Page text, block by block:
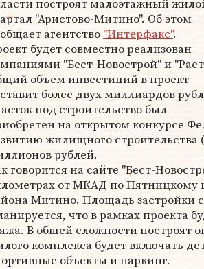
построят малоэтажный
"Аристово-Митино". Об этом
агентство "Интерфакс".
будет совместно реализован
"Бест-Новострой" и
объем инвестиций в проект
более двух миллиардов
под строительство был
на открытом конкурсе
жилищного строительства
рублей.
говорится на сайте "Бест-
от МКАД по Пятницкому
Митино. Площадь застройки
что в рамках проекта
В общей сложности построят
комплекса будет включать
объекты и паркинг.